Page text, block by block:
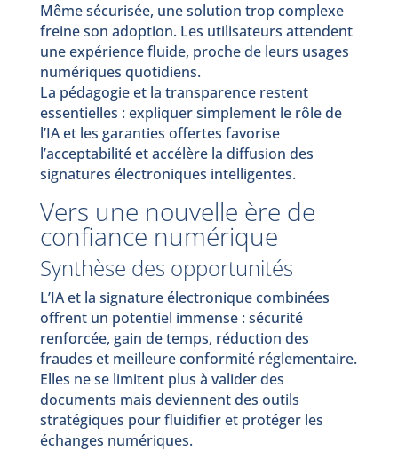
Même sécurisée, une solution trop complexe
freine son adoption. Les utilisateurs attendent
une expérience fluide, proche de leurs usages
numériques quotidiens.
La pédagogie et la transparence restent
essentielles : expliquer simplement le rôle de
l’IA et les garanties offertes favorise
l’acceptabilité et accélère la diffusion des
signatures électroniques intelligentes.
Vers une nouvelle ère de
confiance numérique
Synthèse des opportunités
L’IA et la signature électronique combinées
offrent un potentiel immense : sécurité
renforcée, gain de temps, réduction des
fraudes et meilleure conformité réglementaire.
Elles ne se limitent plus à valider des
documents mais deviennent des outils
stratégiques pour fluidifier et protéger les
échanges numériques.